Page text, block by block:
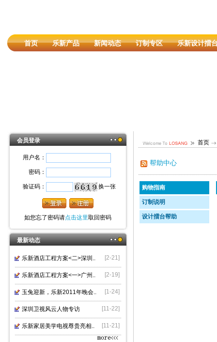
首页 乐新产品 新闻动态 订制专区 乐新设计擂
会员登录
用户名：
密码：
验证码： 换一张
如您忘了密码请点击这里取回密码
最新动态
乐新酒店工程方案<二>深圳.. [2-21]
乐新酒店工程方案<一>广州.. [2-19]
玉兔迎新，乐新2011年晚会.. [1-24]
深圳卫视风云人物专访 [11-22]
乐新家居美学电视尊贵亮相.. [11-21]
首页
帮助中心
购物指南
订制说明
设计擂台帮助